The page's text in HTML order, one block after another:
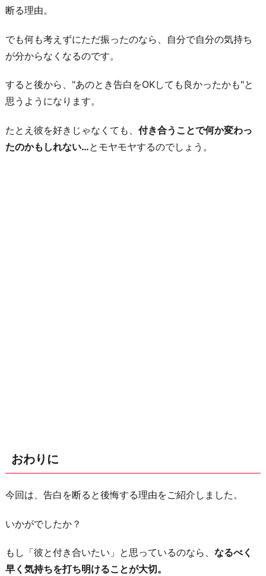
断る理由。
でも何も考えずにただ振ったのなら、自分で自分の気持ち
が分からなくなるのです。
すると後から、"あのとき告白をOKしても良かったかも"と
思うようになります。
たとえ彼を好きじゃなくても、 付き合うことで何か変わっ
たのかもしれない…とモヤモヤするのでしょう。
おわりに
今回は、告白を断ると後悔する理由をご紹介しました。
いかがでしたか？
もし「彼と付き合いたい」と思っているのなら、 なるべく
早く気持ちを打ち明けることが大切。